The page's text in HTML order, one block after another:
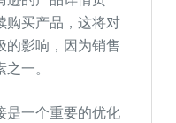
购买产品，这将对
的影响，因为销售
一。
是一个重要的优化